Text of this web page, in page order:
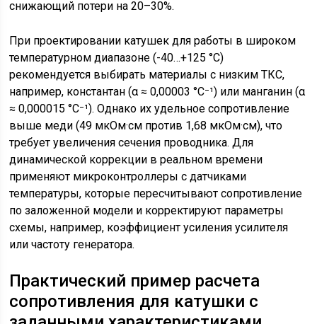
снижающий потери на 20–30%.
При проектировании катушек для работы в широком
температурном диапазоне (-40…+125 °C)
рекомендуется выбирать материалы с низким ТКС,
например, константан (α ≈ 0,00003 °C⁻¹) или манганин (α
≈ 0,000015 °C⁻¹). Однако их удельное сопротивление
выше меди (49 мкОм·см против 1,68 мкОм·см), что
требует увеличения сечения проводника. Для
динамической коррекции в реальном времени
применяют микроконтроллеры с датчиками
температуры, которые пересчитывают сопротивление
по заложенной модели и корректируют параметры
схемы, например, коэффициент усиления усилителя
или частоту генератора.
Практический пример расчета
сопротивления для катушки с